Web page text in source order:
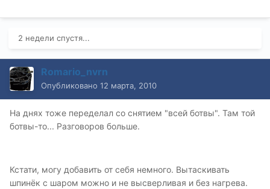
2 недели спустя...
Romario_nvrn
Опубликовано 12 марта, 2010
На днях тоже переделал со снятием "всей ботвы". Там той
ботвы-то... Разговоров больше.
Кстати, могу добавить от себя немного. Вытаскивать
шпинёк с шаром можно и не высверливая и без нагрева.